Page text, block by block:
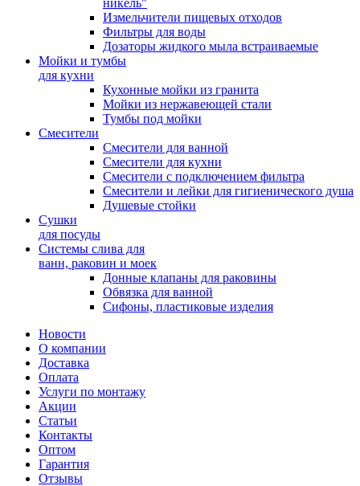
никель"
Измельчители пищевых отходов
Фильтры для воды
Дозаторы жидкого мыла встраиваемые
Мойки и тумбы
для кухни
Кухонные мойки из гранита
Мойки из нержавеющей стали
Тумбы под мойки
Смесители
Смесители для ванной
Смесители для кухни
Смесители с подключением фильтра
Cмесители и лейки для гигиенического душа
Душевые стойки
Сушки
для посуды
Системы слива для
ванн, раковин и моек
Донные клапаны для раковины
Обвязка для ванной
Сифоны, пластиковые изделия
Новости
О компании
Доставка
Оплата
Услуги по монтажу
Акции
Статьи
Контакты
Оптом
Гарантия
Отзывы